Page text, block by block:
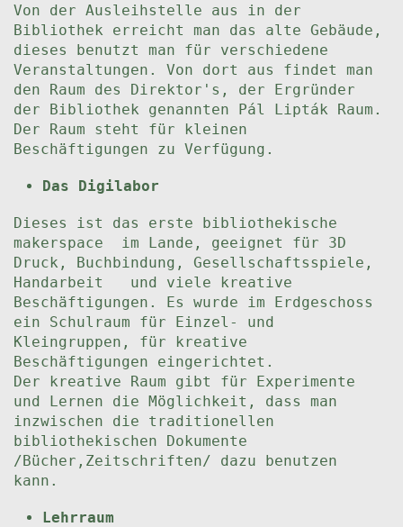
Von der Ausleihstelle aus in der
Bibliothek erreicht man das alte Gebäude,
dieses benutzt man für verschiedene
Veranstaltungen. Von dort aus findet man
den Raum des Direktor's, der Ergründer
der Bibliothek genannten Pál Lipták Raum.
Der Raum steht für kleinen
Beschäftigungen zu Verfügung.
Das Digilabor
Dieses ist das erste bibliothekische
makerspace im Lande, geeignet für 3D
Druck, Buchbindung, Gesellschaftsspiele,
Handarbeit und viele kreative
Beschäftigungen. Es wurde im Erdgeschoss
ein Schulraum für Einzel- und
Kleingruppen, für kreative
Beschäftigungen eingerichtet.
Der kreative Raum gibt für Experimente
und Lernen die Möglichkeit, dass man
inzwischen die traditionellen
bibliothekischen Dokumente
/Bücher,Zeitschriften/ dazu benutzen
kann.
Lehrraum